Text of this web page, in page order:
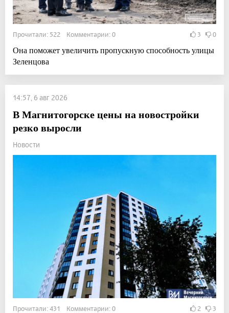
Прочитали: 522 Комментарии: 0 3 0
Она поможет увеличить пропускную способность улицы
Зеленцова
14:57, 6 авг 2026
В Магнитогорске цены на новостройки
резко выросли
Новости
Прочитали: 431 Комментарии: 0 2 3